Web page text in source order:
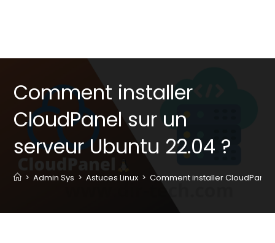
Comment installer
CloudPanel sur un
serveur Ubuntu 22.04 ?
> Admin Sys > Astuces Linux > Comment installer CloudPanel